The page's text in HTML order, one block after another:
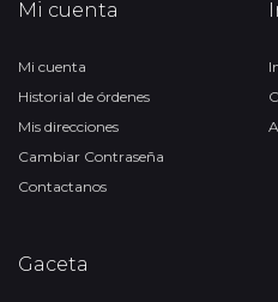
Mi cuenta
Mi cuenta
Historial de órdenes
Mis direcciones
Cambiar Contraseña
Contactanos
Gaceta